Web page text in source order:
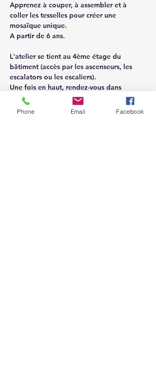
Apprenez à couper, à assembler et à
coller les tesselles pour créer une
mosaïque unique.
A partir de 6 ans.
L'atelier se tient au 4ème étage du
bâtiment (accès par les ascenseurs, les
escalators ou les escaliers).
Une fois en haut, rendez-vous dans
l'Omarterie XXL.
Phone Email Facebook